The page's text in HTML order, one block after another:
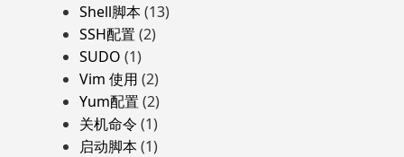
Shell脚本(13)
SSH配置 (2)
SUDO (1)
Vim 使用 (2)
Yum配置 (2)
关机命令 (1)
启动脚本(1)